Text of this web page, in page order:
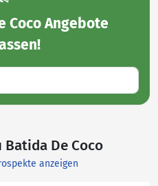
Coco Angebote
De Coco
anzeigen